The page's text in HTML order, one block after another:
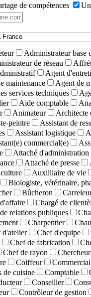
de compétences
Administrateur base
de réseau
Agent
maintenance
Agent de
services techniques
Aide comptable
Animateur
Architecte
peintre
Assistant de
Assistant logistique
commercial(e)
Attaché d'administration
Attaché de presse
Auxilliaire de vie
Biologiste, vétérinaire,
Bûcheron
Chargé de
relations publiques
Charpentier
d'atelier
Chef d'equipe
Chef de fabrication
Chef de rayon Chercheur
Coiffeur
Commercial
de cuisine
Comptable
Conseiller
Contrôleur de gestion